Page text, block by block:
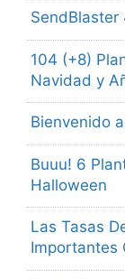
104 (+8)
Navidad y
Bienvenido
Buuu! 6
Halloween
Las Tasas
Importantes